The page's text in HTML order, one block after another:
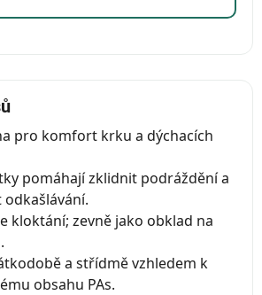
pro komfort krku a dýchacích
pomáhají zklidnit podráždění a
kloktání; zevně jako obklad na
a střídmě vzhledem k
obsahu PAs.